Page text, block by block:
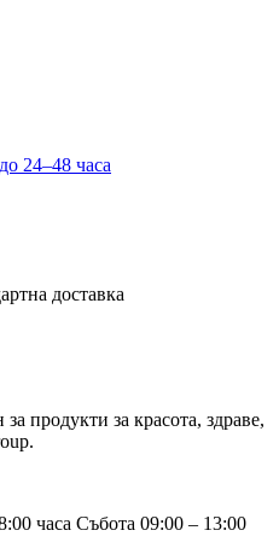
24–48 часа
доставка
продукти за красота, здраве,
часа Събота 09:00 – 13:00